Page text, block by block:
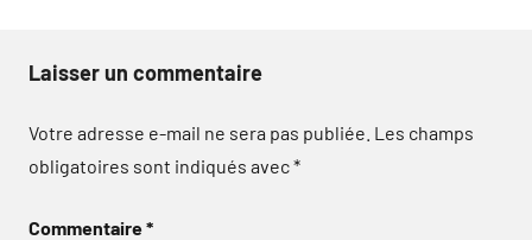
Laisser un commentaire
Votre adresse e-mail ne sera pas publiée. Les champs
obligatoires sont indiqués avec*
Commentaire*